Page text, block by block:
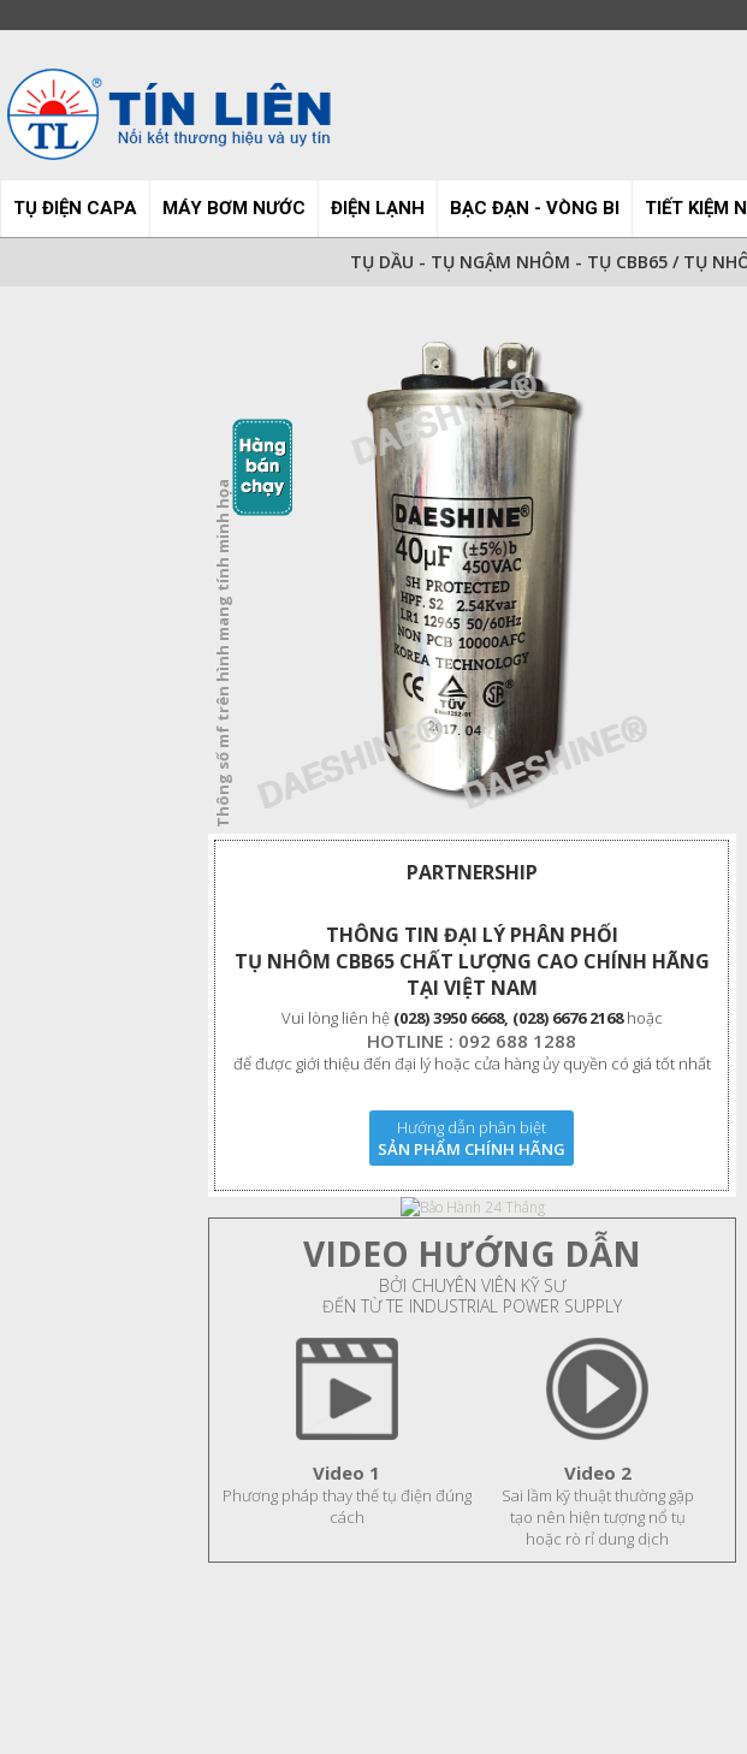
TỤ ĐIỆN CAPA MÁY BƠM NƯỚC ĐIỆN LẠNH BẠC ĐẠN - VÒNG BI TIẾT KIỆM
TỤ DẦU - TỤ NGẬM NHÔM - TỤ CBB65/ TỤ
Thông số mf trên hình mang tính minh họa
PARTNERSHIP
THÔNG TIN ĐẠI LÝ PHÂN PHỐI
TỤ NHÔM CBB65 CHẤT LƯỢNG CAO CHÍNH HÃNG
TẠI VIỆT NAM
Vui lòng liên hệ (028) 3950 6668, (028) 6676 2168hoặc
HOTLINE : 092 688 1288
để được giới thiệu đến đại lý hoặc cửa hàng ủy quyền có giá tốt nhất
Hướng dẫn phân biệt
SẢN PHẨM CHÍNH HÃNG
VIDEO HƯỚNG DẪN
BỞI CHUYÊN VIÊN KỸ SƯ
ĐẾN TỪ TE INDUSTRIAL POWER SUPPLY
Video 1
Phương pháp thay thế tụ điện đúng
cách
Video 2
Sai lầm kỹ thuật thường gặp
tạo nên hiện tượng nổ tụ
hoặc rò rỉ dung dịch